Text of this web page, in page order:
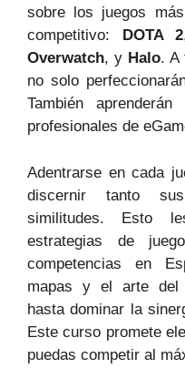
sobre los juegos
competitivo:
DOTA 2
Overwatch, y Halo. A
no solo
También
profesionales de
Adentrarse en cada
discernir tanto
similitudes. Esto
estrategias de
competencias en
mapas y el arte del
hasta dominar la
Este curso promete
puedas competir al